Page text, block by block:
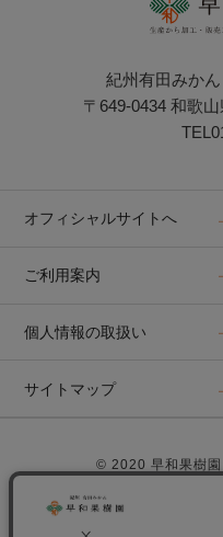
紀州有田みか
〒649-0434 和歌
オフィシャルサイトへ
ご利用案内
個人情報の取扱い
サイトマップ
© 2020 早和果樹